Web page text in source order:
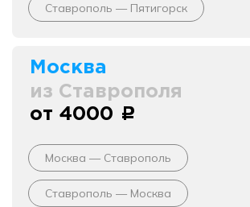
Ставрополь — Пятигорск
Москва
из Ставрополя
от 4000 c
Москва — Ставрополь
Ставрополь — Москва